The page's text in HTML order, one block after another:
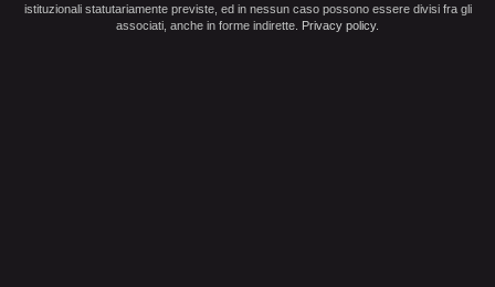
istituzionali statutariamente previste, ed in nessun caso possono essere divisi fra gli
associati, anche in forme indirette. Privacy policy.